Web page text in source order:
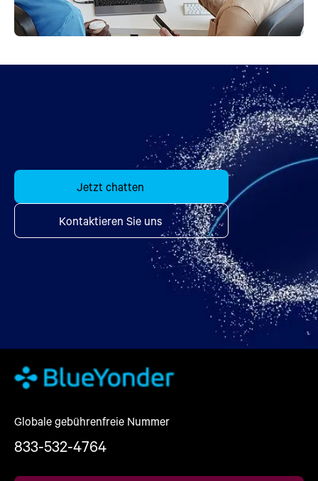
Jetzt chatten
Kontaktieren Sie uns
Globale gebührenfreie Nummer
833-532-4764